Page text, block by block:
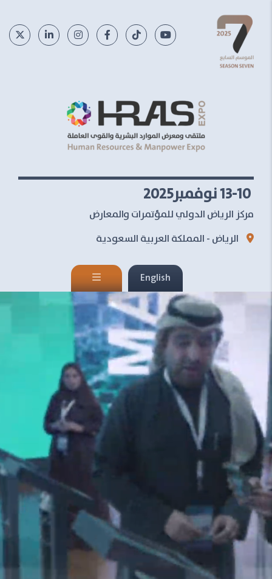
مركز الرياض الدولي للمؤتمرات والمعارض
الرياض - المملكة العربية السعودية
English